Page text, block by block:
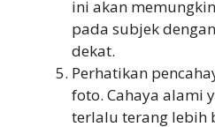
ini akan
pada subjek
dekat.
Perhatikan
foto. Cahaya alami
terlalu terang lebih